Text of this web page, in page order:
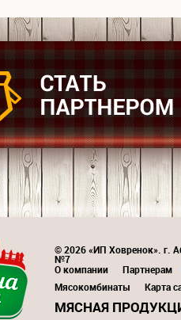
© 2026 «ИП Ховренок». г.
№7
О компании
Партнерам
Мясокомбинаты
Карта
МЯСНАЯ